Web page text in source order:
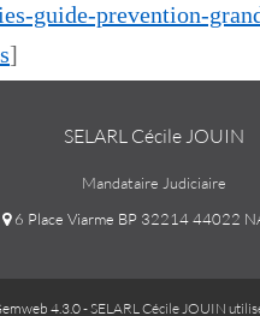
guide-prevention-
]
SELARL Cécile JOUIN
Mandataire Judiciaire
6 Place Viarme BP 32214 44022
4.3.0- SELARL Cécile JOUIN